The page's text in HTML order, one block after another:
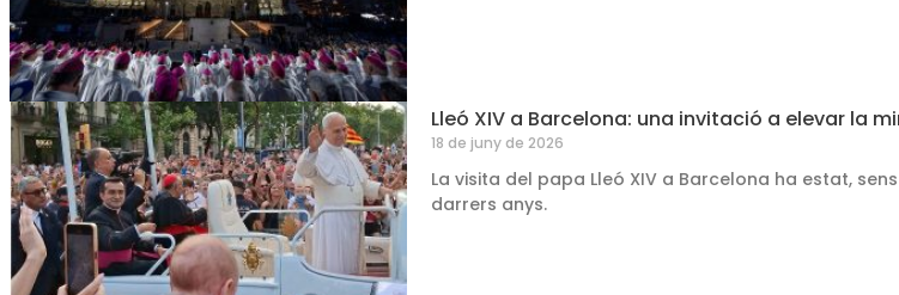
Lleó XIV a Barcelona: una invitació a elevar la
18 de juny de 2026
La visita del papa Lleó XIV a Barcelona ha estat,
darrers anys.